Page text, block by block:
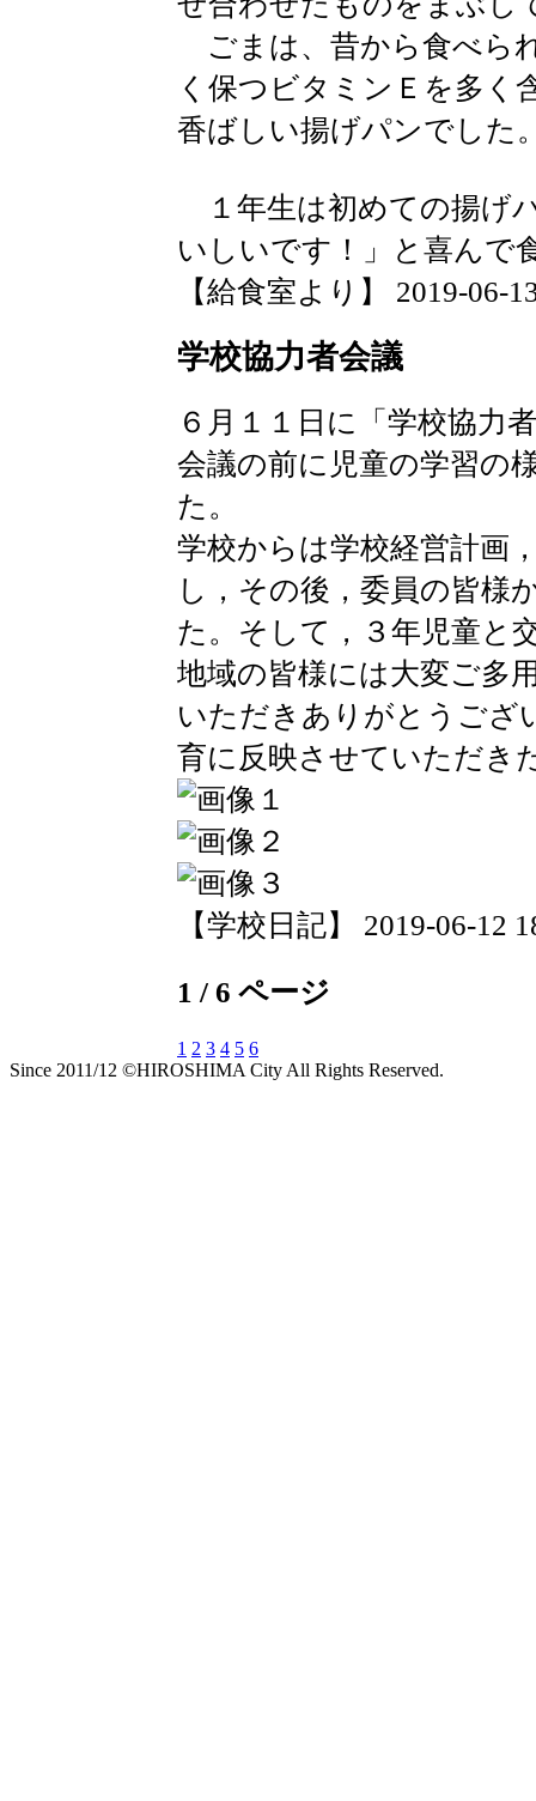
ごまは、昔から食べら
く保つビタミンＥを多く
香ばしい揚げパンでした
１年生は初めての揚げ
いしいです！」と喜んで
【給食室より】 2019-06-
学校協力者会議
６月１１日に「学校協力
会議の前に児童の学習の
た。
学校からは学校経営計画
し，その後，委員の皆様
た。そして，３年児童と
地域の皆様には大変ご多
いただきありがとうござ
育に反映させていただき
【学校日記】 2019-06-12
1 / 6 ページ
1 2 3 4 5 6
Since 2011/12 ©HIROSHIMA City All Rights Reserved.